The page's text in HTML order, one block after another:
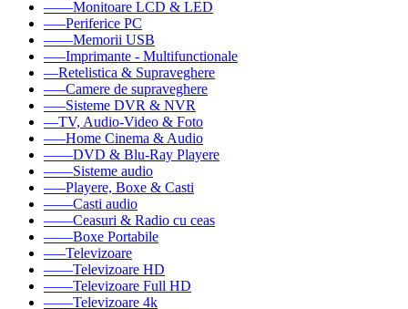
––––Monitoare LCD & LED
–––Periferice PC
––––Memorii USB
–––Imprimante - Multifunctionale
––Retelistica & Supraveghere
–––Camere de supraveghere
–––Sisteme DVR & NVR
––TV, Audio-Video & Foto
–––Home Cinema & Audio
––––DVD & Blu-Ray Playere
––––Sisteme audio
–––Playere, Boxe & Casti
––––Casti audio
––––Ceasuri & Radio cu ceas
––––Boxe Portabile
–––Televizoare
––––Televizoare HD
––––Televizoare Full HD
––––Televizoare 4k